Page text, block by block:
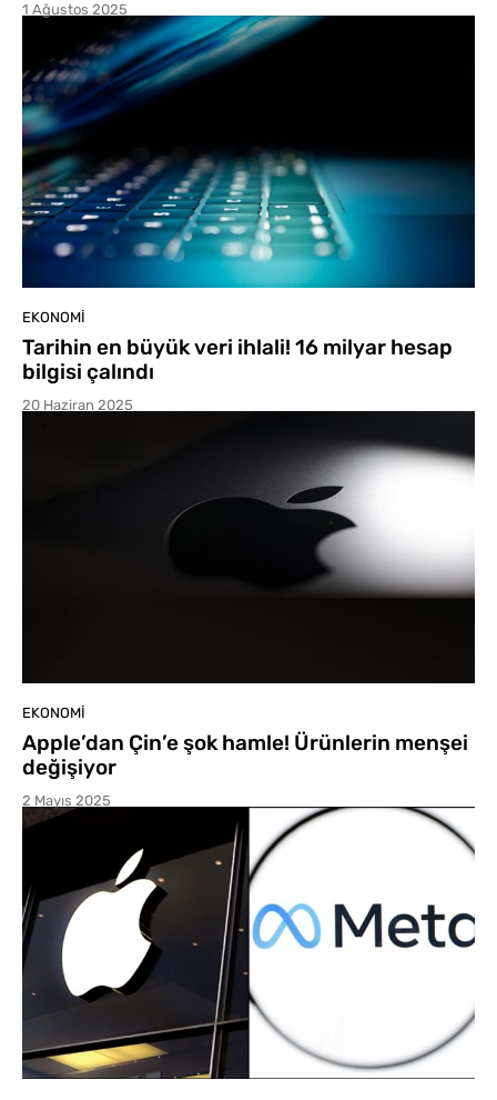
1 Ağustos 2025
EKONOMI
Tarihin en büyük veri ihlali! 16 milyar hesap
bilgisi çalındı
20 Haziran 2025
EKONOMI
Apple’dan Çin’e şok hamle! Ürünlerin menşei
değişiyor
2 Mayıs 2025